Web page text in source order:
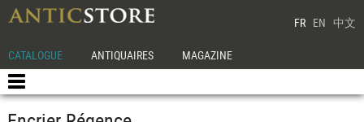
FR EN 中文
CATALOGUE ANTIQUAIRES MAGAZINE